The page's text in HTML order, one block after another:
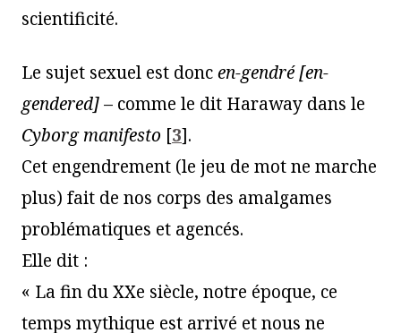
scientificité.
Le sujet sexuel est doncen-gendré [en-
gendered]– comme le dit Haraway dans le
Cyborg manifesto [3].
Cet engendrement (le jeu de mot ne marche
plus) fait de nos corps des amalgames
problématiques et agencés.
Elle dit :
« La fin du XXe siècle, notre époque, ce
temps mythique est arrivé et nous ne